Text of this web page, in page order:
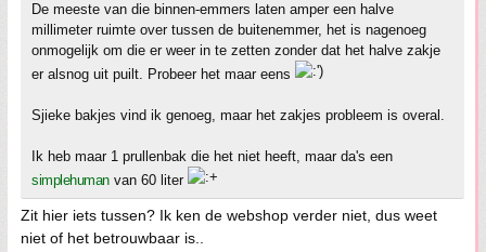
De meeste van die binnen-emmers laten amper een halve
millimeter ruimte over tussen de buitenemmer, het is nagenoeg
onmogelijk om die er weer in te zetten zonder dat het halve zakje
er alsnog uit puilt. Probeer het maar eens
Sjieke bakjes vind ik genoeg, maar het zakjes probleem is overal.
Ik heb maar 1 prullenbak die het niet heeft, maar da's een
simplehumanvan 60 liter
Zit hier iets tussen? Ik ken de webshop verder niet, dus weet
niet of het betrouwbaar is..